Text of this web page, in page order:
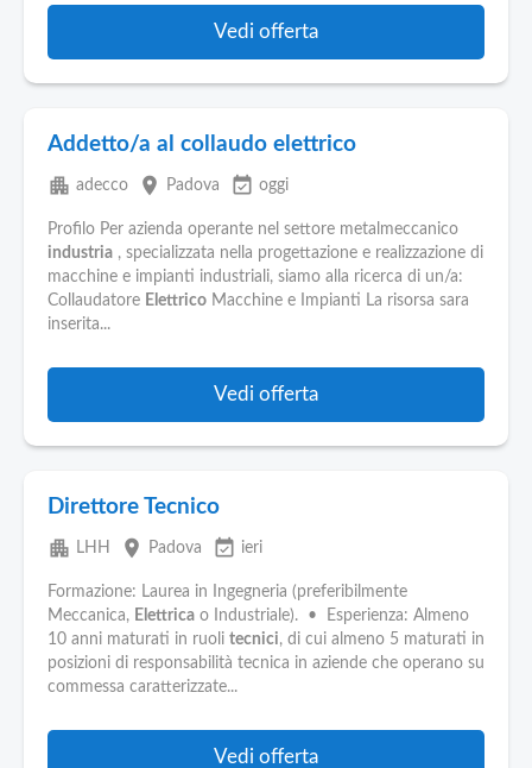
Vedi offerta
Addetto/a al collaudo elettrico
apartment adecco place Padova event_available oggi
Profilo Per azienda operante nel settore metalmeccanico
industria , specializzata nella progettazione e realizzazione di
macchine e impianti industriali, siamo alla ricerca di un/a:
Collaudatore Elettrico Macchine e Impianti La risorsa sara
inserita...
Vedi offerta
Direttore Tecnico
apartment LHH place Padova event_available ieri
Formazione: Laurea in Ingegneria (preferibilmente
Meccanica, Elettrica o Industriale). • Esperienza: Almeno
10 anni maturati in ruoli tecnici, di cui almeno 5 maturati in
posizioni di responsabilità tecnica in aziende che operano su
commessa caratterizzate...
Vedi offerta